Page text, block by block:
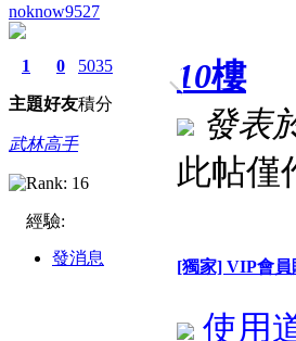
noknow9527
1
主題
0
好友
5035
積分
武林高手
經驗:
發消息
10樓
發表
此帖僅
[獨家] VIP會員
使用